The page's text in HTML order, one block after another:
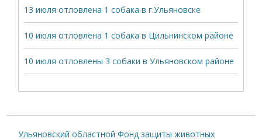
13 июля отловлена 1 собака в г.Ульяновске
10 июля отловлена 1 собака в Цильнинском районе
10 июля отловлены 3 собаки в Ульяновском районе
Ульяновский областной Фонд защиты животных